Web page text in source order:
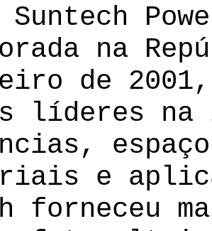
Suntech
na
de
líderes na
e
forneceu